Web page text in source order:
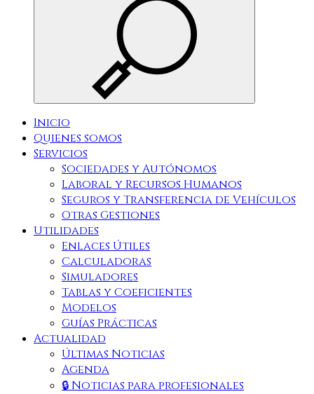
Inicio
Quienes somos
Servicios
Sociedades y Autónomos
Laboral y Recursos Humanos
Seguros y Transferencia de Vehículos
Otras Gestiones
Utilidades
Enlaces Útiles
Calculadoras
Simuladores
Tablas y Coeficientes
Modelos
Guías Prácticas
Actualidad
Últimas Noticias
Agenda
🔒 Noticias para profesionales